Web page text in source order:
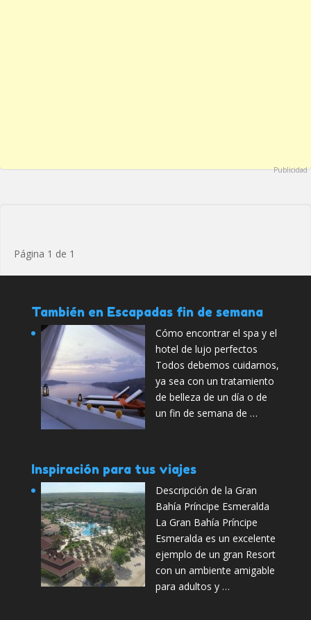
Publicidad
Página 1 de 1
También en Escapadas fin de semana
Cómo encontrar el spa y el
hotel de lujo perfectos
Todos debemos cuidarnos,
ya sea con un tratamiento
de belleza de un día o de
un fin de semana de …
Inspiración para tus viajes
Descripción de la Gran
Bahía Príncipe Esmeralda
La Gran Bahía Príncipe
Esmeralda es un excelente
ejemplo de un gran Resort
con un ambiente amigable
para adultos y …